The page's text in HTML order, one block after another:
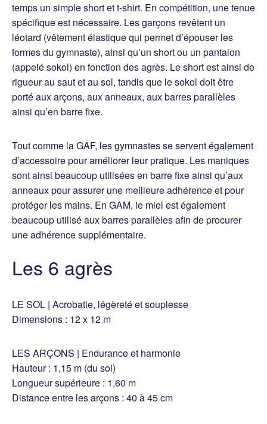
temps un simple short et t-shirt. En compétition, une tenue
spécifique est nécessaire. Les garçons revêtent un
léotard (vêtement élastique qui permet d’épouser les
formes du gymnaste), ainsi qu’un short ou un pantalon
(appelé sokol) en fonction des agrès. Le short est ainsi de
rigueur au saut et au sol, tandis que le sokol doit être
porté aux arçons, aux anneaux, aux barres parallèles
ainsi qu’en barre fixe.
Tout comme la GAF, les gymnastes se servent également
d’accessoire pour améliorer leur pratique. Les maniques
sont ainsi beaucoup utilisées en barre fixe ainsi qu’aux
anneaux pour assurer une meilleure adhérence et pour
protéger les mains. En GAM, le miel est également
beaucoup utilisé aux barres parallèles afin de procurer
une adhérence supplémentaire.
Les 6 agrès
LE SOL | Acrobatie, légèreté et souplesse
Dimensions : 12 x 12 m
LES ARÇONS | Endurance et harmonie
Hauteur : 1,15 m (du sol)
Longueur supérieure : 1,60 m
Distance entre les arçons : 40 à 45 cm